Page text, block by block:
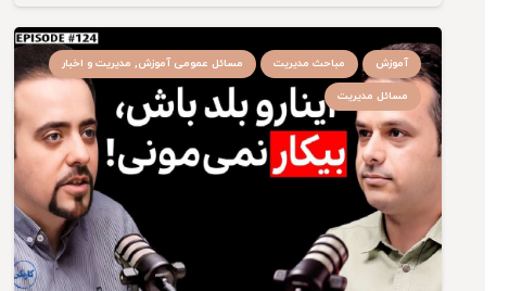
آموزش مباحث مدیریت
مسائل عمومی آموزش, مدیریت و اخبار
مسائل مدیریت